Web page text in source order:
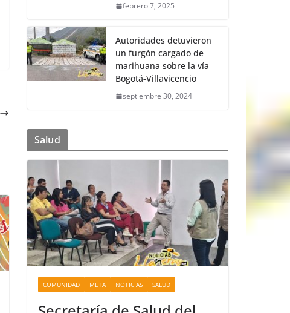
febrero 7, 2025
Autoridades detuvieron
un furgón cargado de
marihuana sobre la vía
Bogotá-Villavicencio
septiembre 30, 2024
Salud
COMUNIDAD META NOTICIAS SALUD